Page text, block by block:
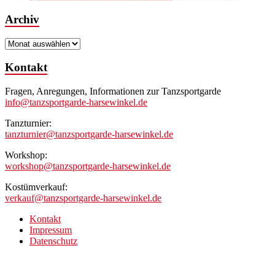
Archiv
Archiv
Kontakt
Fragen, Anregungen, Informationen zur Tanzsportgarde
info@tanzsportgarde-harsewinkel.de
Tanzturnier:
tanzturnier@tanzsportgarde-harsewinkel.de
Workshop:
workshop@tanzsportgarde-harsewinkel.de
Kostümverkauf:
verkauf@tanzsportgarde-harsewinkel.de
Kontakt
Impressum
Datenschutz